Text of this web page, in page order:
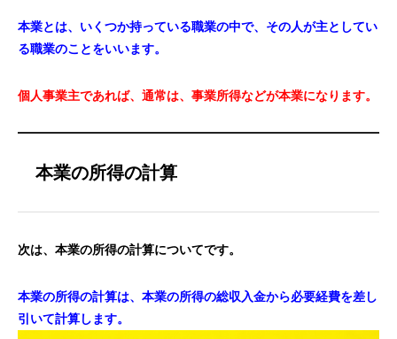
本業とは、いくつか持っている職業の中で、その人が主としてい
る職業のことをいいます。
個人事業主であれば、通常は、事業所得などが本業になります。
本業の所得の計算
次は、本業の所得の計算についてです。
本業の所得の計算は、本業の所得の総収入金から必要経費を差し
引いて計算します。